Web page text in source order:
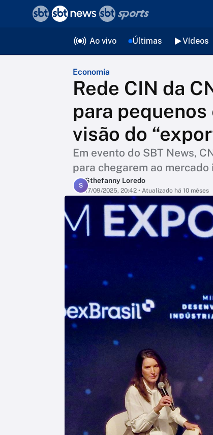
Ao vivo Últimas Vídeos
Economia
Rede CIN da
para
visão do
Em evento do SBT News,
para chegarem ao
S
Sthefanny Loredo
17/09/2025, 20:42 • Atualizado há 10 mêses
voltar
Editorias